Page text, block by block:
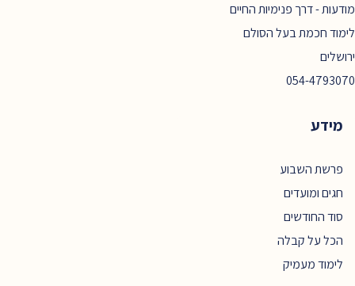
מודעות - דרך פנימיות החיים
לימוד חכמת בעל הסולם
ירושלים
054-4793070
מידע
פרשת השבוע
חגים ומועדים
סוד החודשים
הכל על קבלה
לימוד מעמיק